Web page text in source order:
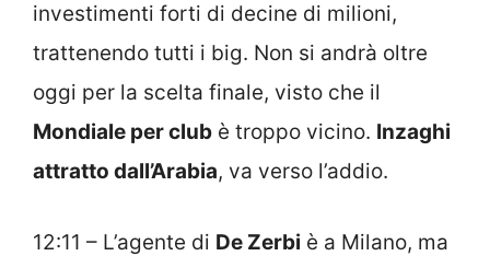
investimenti forti di decine di milioni,
trattenendo tutti i big. Non si andrà oltre
oggi per la scelta finale, visto che il
Mondiale per club è troppo vicino. Inzaghi
attratto dall’Arabia, va verso l’addio.
12:11 – L’agente di De Zerbi è a Milano, ma